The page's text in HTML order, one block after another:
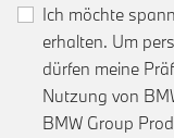
Ich möchte
erhalten. Um
dürfen meine
Nutzung von
BMW Group